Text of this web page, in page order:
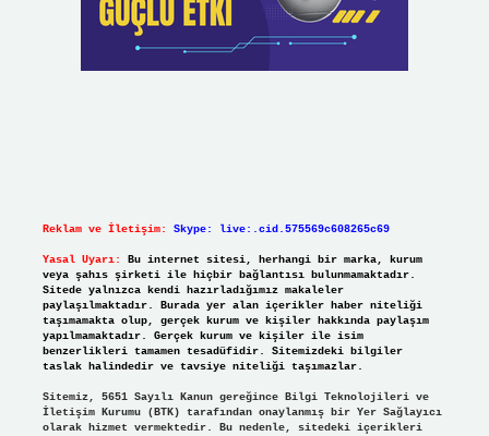
Reklam ve İletişim: Skype: live:.cid.575569c608265c69
Yasal Uyarı:
Bu internet sitesi, herhangi bir marka, kurum
veya şahıs şirketi ile hiçbir bağlantısı bulunmamaktadır.
Sitede yalnızca kendi hazırladığımız makaleler
paylaşılmaktadır. Burada yer alan içerikler haber niteliği
taşımamakta olup, gerçek kurum ve kişiler hakkında paylaşım
yapılmamaktadır. Gerçek kurum ve kişiler ile isim
benzerlikleri tamamen tesadüfidir. Sitemizdeki bilgiler
taslak halindedir ve tavsiye niteliği taşımazlar.
Sitemiz, 5651 Sayılı Kanun gereğince Bilgi Teknolojileri ve
İletişim Kurumu (BTK) tarafından onaylanmış bir Yer Sağlayıcı
olarak hizmet vermektedir. Bu nedenle, sitedeki içerikleri